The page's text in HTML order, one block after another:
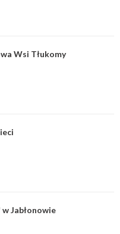
Wsi Tłukomy
Jabłonowie